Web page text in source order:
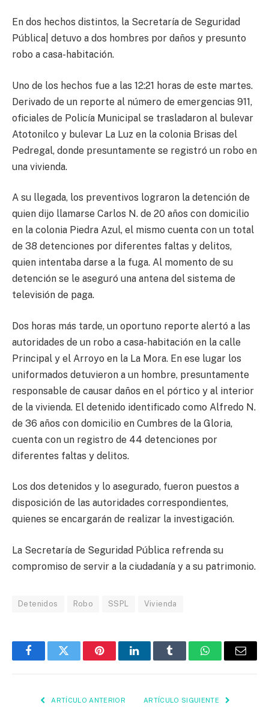
En dos hechos distintos, la Secretaría de Seguridad
Pública| detuvo a dos hombres por daños y presunto
robo a casa-habitación.
Uno de los hechos fue a las 12:21 horas de este martes.
Derivado de un reporte al número de emergencias 911,
oficiales de Policía Municipal se trasladaron al bulevar
Atotonilco y bulevar La Luz en la colonia Brisas del
Pedregal, donde presuntamente se registró un robo en
una vivienda.
A su llegada, los preventivos lograron la detención de
quien dijo llamarse Carlos N. de 20 años con domicilio
en la colonia Piedra Azul, el mismo cuenta con un total
de 38 detenciones por diferentes faltas y delitos,
quien intentaba darse a la fuga. Al momento de su
detención se le aseguró una antena del sistema de
televisión de paga.
Dos horas más tarde, un oportuno reporte alertó a las
autoridades de un robo a casa-habitación en la calle
Principal y el Arroyo en la La Mora. En ese lugar los
uniformados detuvieron a un hombre, presuntamente
responsable de causar daños en el pórtico y al interior
de la vivienda. El detenido identificado como Alfredo N.
de 36 años con domicilio en Cumbres de la Gloria,
cuenta con un registro de 44 detenciones por
diferentes faltas y delitos.
Los dos detenidos y lo asegurado, fueron puestos a
disposición de las autoridades correspondientes,
quienes se encargarán de realizar la investigación.
La Secretaría de Seguridad Pública refrenda su
compromiso de servir a la ciudadanía y a su patrimonio.
Detenidos Robo SSPL Vivienda
FacebookTwitter PinterestLinkedInTumblr WhatsAppEmail
ARTÍCULO ANTERIOR ARTÍCULO SIGUIENTE